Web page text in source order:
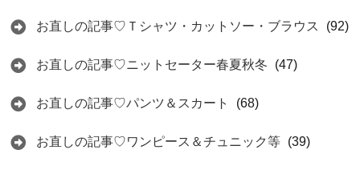
お直しの記事♡Ｔシャツ・カットソー・ブラウス (92)
お直しの記事♡ニットセーター春夏秋冬 (47)
お直しの記事♡パンツ＆スカート (68)
お直しの記事♡ワンピース＆チュニック等 (39)